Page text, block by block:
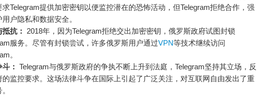
求Telegram提供加密密钥以便监控潜在的恐怖活动，但Telegram拒绝合作，强
户隐私和数据安全。
抗：
2018年，因为Telegram拒绝交出加密密钥，俄罗斯政府试图封锁
服务。尽管有封锁尝试，许多俄罗斯用户通过VPN等技术继续访问
。
： Telegram与俄罗斯政府的争执不断上升到法庭，Telegram坚持其立场，反
的监控要求。这场法律斗争在国际上引起了广泛关注，对互联网自由发出了重